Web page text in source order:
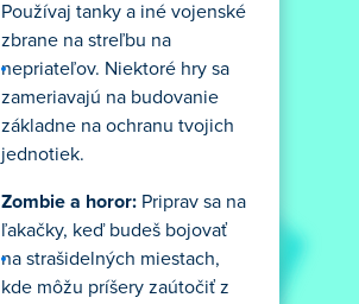
Používaj tanky a iné vojenské
zbrane na streľbu na
nepriateľov. Niektoré hry sa
zameriavajú na budovanie
základne na ochranu tvojich
jednotiek.
Zombie a horor: Priprav sa na
ľakačky, keď budeš bojovať
na strašidelných miestach,
kde môžu príšery zaútočiť z